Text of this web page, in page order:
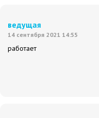
ведущая
14 сентября 2021 14:55
работает